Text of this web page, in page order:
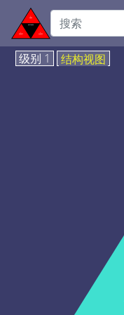
级别 1 结构视图